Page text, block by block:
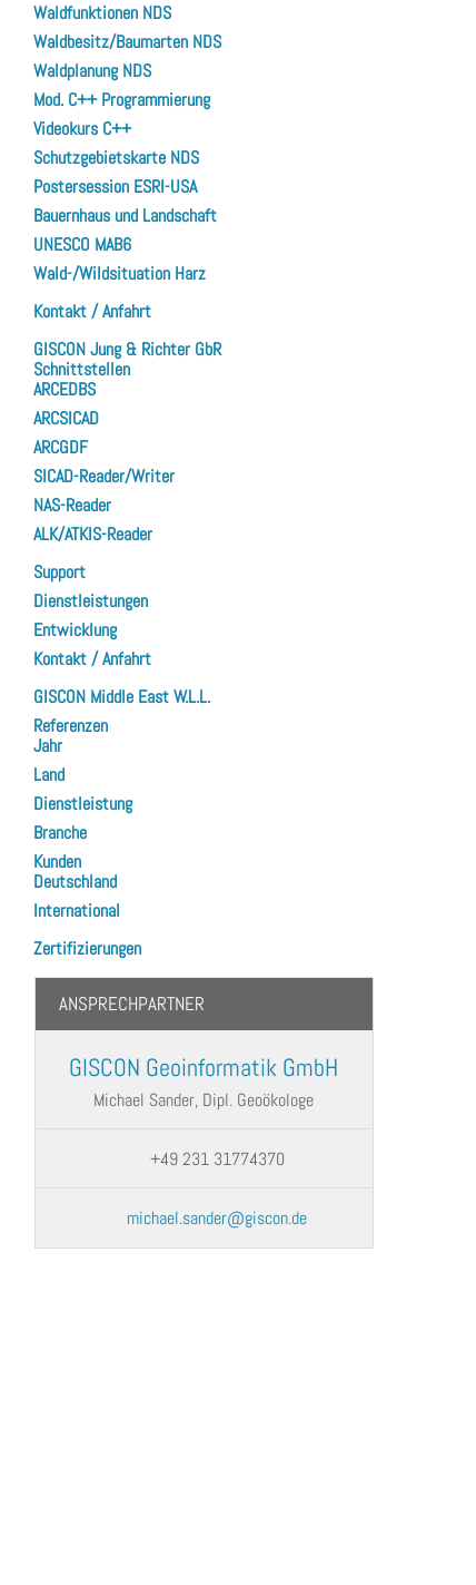
Waldfunktionen NDS
Waldbesitz/Baumarten NDS
Waldplanung NDS
Mod. C++ Programmierung
Videokurs C++
Schutzgebietskarte NDS
Postersession ESRI-USA
Bauernhaus und Landschaft
UNESCO MAB6
Wald-/Wildsituation Harz
Kontakt / Anfahrt
GISCON Jung & Richter GbR
Schnittstellen
ARCEDBS
ARCSICAD
ARCGDF
SICAD-Reader/Writer
NAS-Reader
ALK/ATKIS-Reader
Support
Dienstleistungen
Entwicklung
Kontakt / Anfahrt
GISCON Middle East W.L.L.
Referenzen
Jahr
Land
Dienstleistung
Branche
Kunden
Deutschland
International
Zertifizierungen
ANSPRECHPARTNER
GISCON Geoinformatik GmbH
Michael Sander, Dipl. Geoökologe
+49 231 31774370
michael.sander@giscon.de